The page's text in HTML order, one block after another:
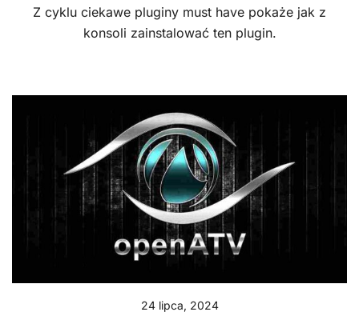
Z cyklu ciekawe pluginy must have pokaże jak z
konsoli zainstalować ten plugin.
24 lipca, 2024